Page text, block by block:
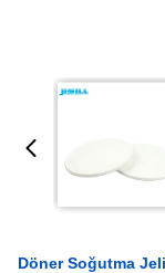
Döner Soğutma